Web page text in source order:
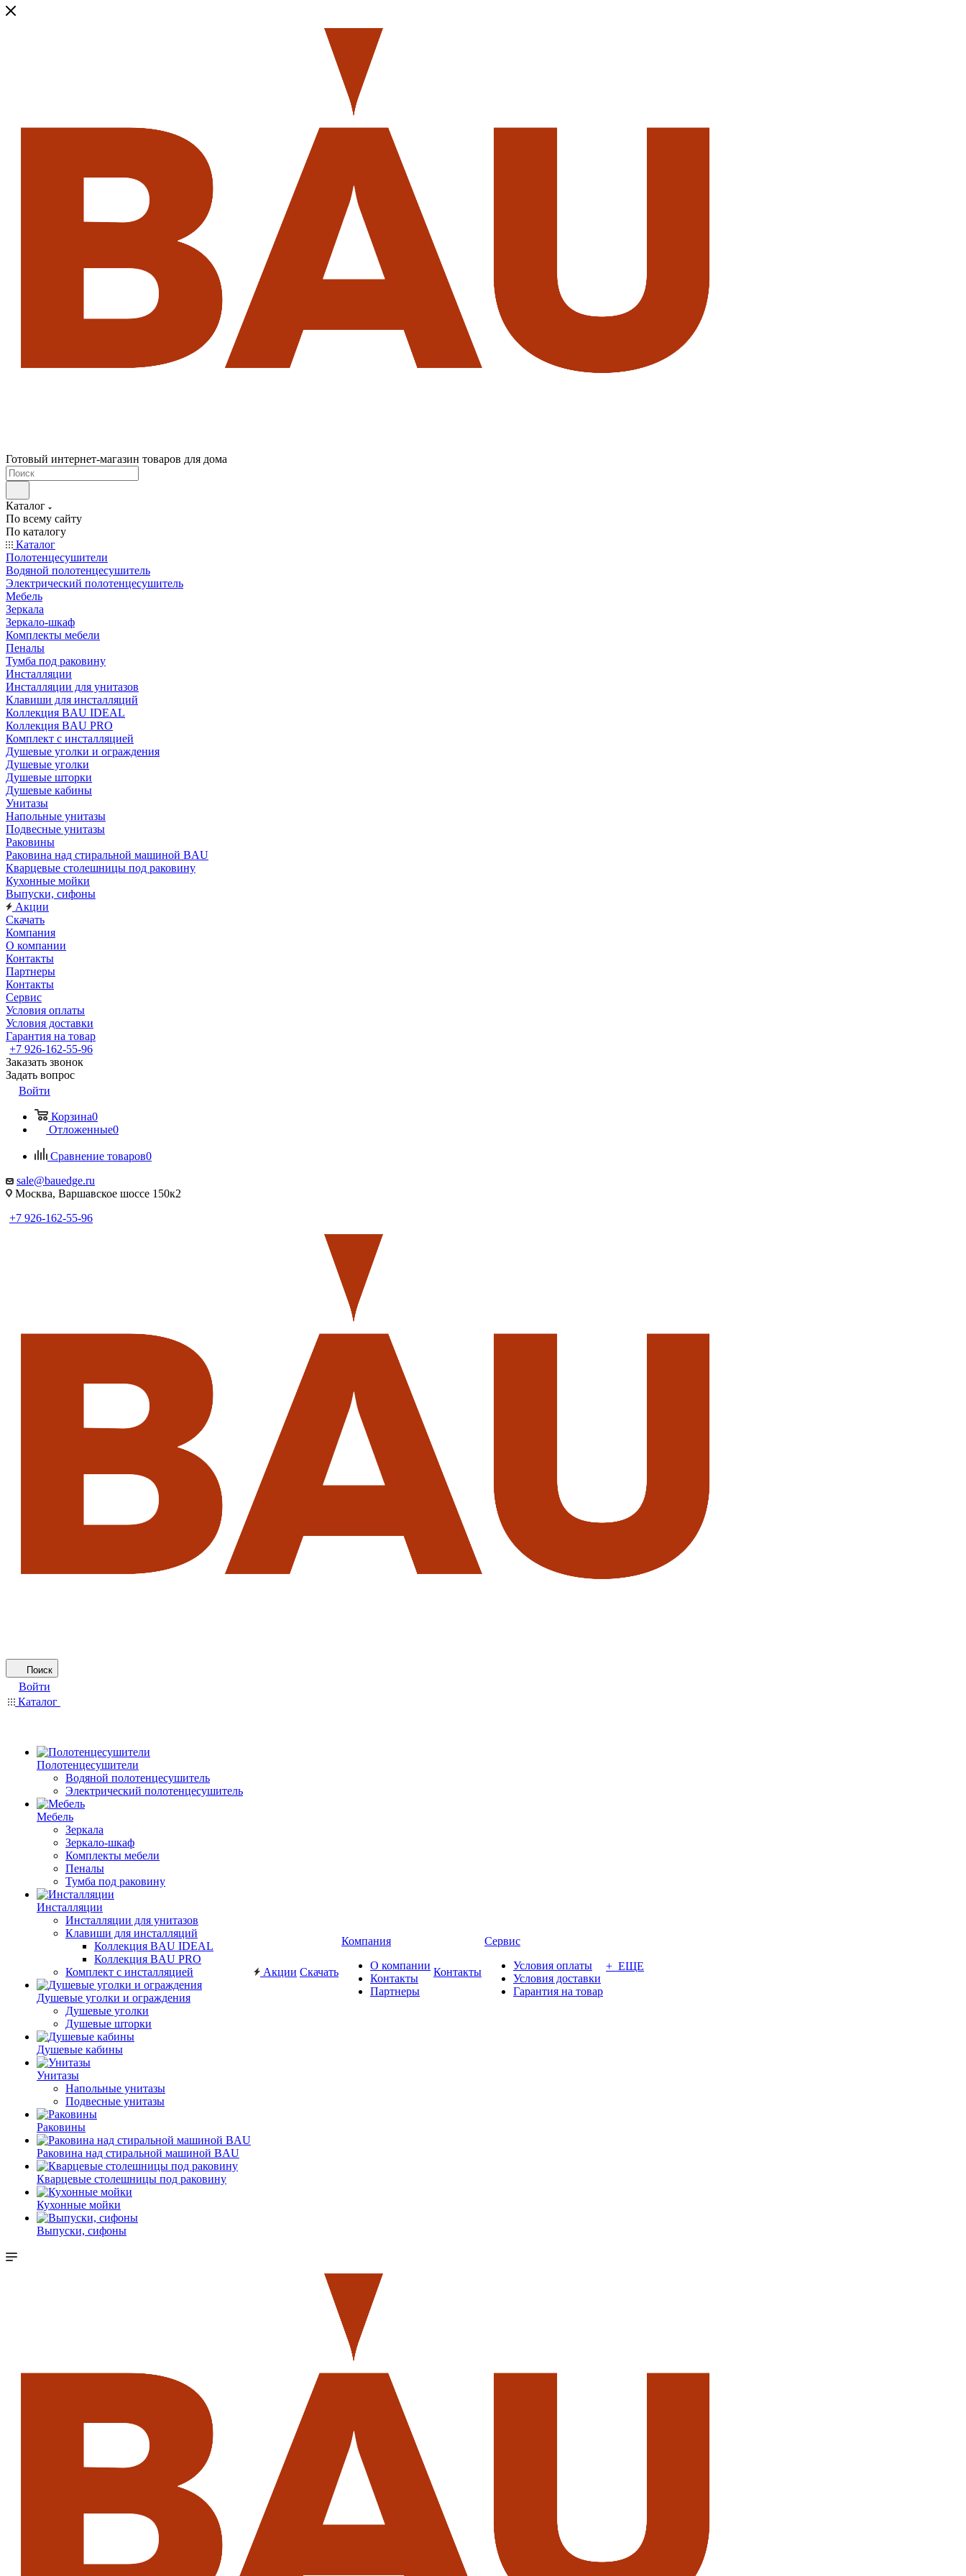
Готовый интернет-магазин товаров для дома
Каталог
По всему сайту
По каталогу
Каталог
Полотенцесушители
Водяной полотенцесушитель
Электрический полотенцесушитель
Мебель
Зеркала
Зеркало-шкаф
Комплекты мебели
Пеналы
Тумба под раковину
Инсталляции
Инсталляции для унитазов
Клавиши для инсталляций
Коллекция BAU IDEAL
Коллекция BAU PRO
Комплект с инсталляцией
Душевые уголки и ограждения
Душевые уголки
Душевые шторки
Душевые кабины
Унитазы
Напольные унитазы
Подвесные унитазы
Раковины
Раковина над стиральной машиной BAU
Кварцевые столешницы под раковину
Кухонные мойки
Выпуски, сифоны
Акции
Скачать
Компания
О компании
Контакты
Партнеры
Контакты
Сервис
Условия оплаты
Условия доставки
Гарантия на товар
+7 926-162-55-96
Заказать звонок
Задать вопрос
Войти
Корзина0
Отложенные0
Сравнение товаров0
sale@bauedge.ru
Москва, Варшавское шоссе 150к2
+7 926-162-55-96
Поиск
Войти
Каталог
Полотенцесушители
Водяной полотенцесушитель
Электрический полотенцесушитель
Мебель
Зеркала
Зеркало-шкаф
Комплекты мебели
Пеналы
Тумба под раковину
Инсталляции
Инсталляции для унитазов
Клавиши для инсталляций
Коллекция BAU IDEAL
Коллекция BAU PRO
Комплект с инсталляцией
Душевые уголки и ограждения
Душевые уголки
Душевые шторки
Душевые кабины
Унитазы
Напольные унитазы
Подвесные унитазы
Раковины
Раковина над стиральной машиной BAU
Кварцевые столешницы под раковину
Кухонные мойки
Выпуски, сифоны
Акции Скачать
Компания
О компании
Контакты
Партнеры
Контакты
Сервис
Условия оплаты
Условия доставки
Гарантия на товар
+ ЕЩЕ